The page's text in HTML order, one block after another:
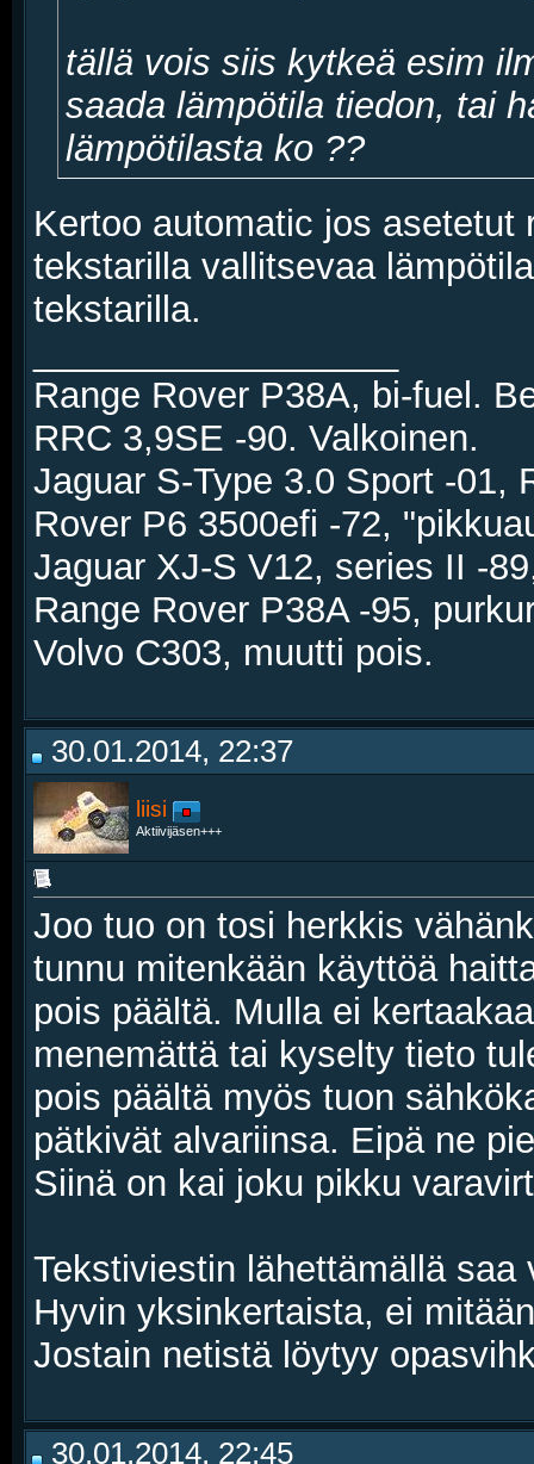
tällä vois siis kytkeä esim
saada lämpötila tiedon, tai
lämpötilasta ko ??
Kertoo automatic jos
tekstarilla vallitsevaa
tekstarilla.
Range Rover P38A, bi-fuel.
RRC 3,9SE -90. Valkoinen.
Jaguar S-Type 3.0 Sport -01,
Rover P6 3500efi -72,
Jaguar XJ-S V12, series II -
Range Rover P38A -95,
Volvo C303, muutti pois.
30.01.2014, 22:37
liisi
Aktiivijäsen+++
Joo tuo on tosi herkkis
tunnu mitenkään käyttöä
pois päältä. Mulla ei
menemättä tai kyselty tieto
pois päältä myös tuon
pätkivät alvariinsa. Eipä ne
Siinä on kai joku pikku
Tekstiviestin lähettämällä
Hyvin yksinkertaista, ei
Jostain netistä löytyy
30.01.2014, 22:45